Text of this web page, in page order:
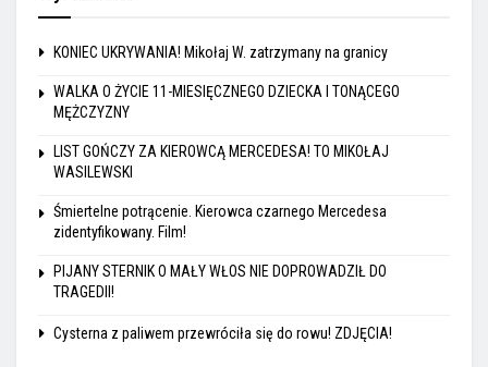
KONIEC UKRYWANIA! Mikołaj W. zatrzymany na granicy
WALKA O ŻYCIE 11-MIESIĘCZNEGO DZIECKA I TONĄCEGO
MĘŻCZYZNY
LIST GOŃCZY ZA KIEROWCĄ MERCEDESA! TO MIKOŁAJ
WASILEWSKI
Śmiertelne potrącenie. Kierowca czarnego Mercedesa
zidentyfikowany. Film!
PIJANY STERNIK O MAŁY WŁOS NIE DOPROWADZIŁ DO
TRAGEDII!
Cysterna z paliwem przewróciła się do rowu! ZDJĘCIA!